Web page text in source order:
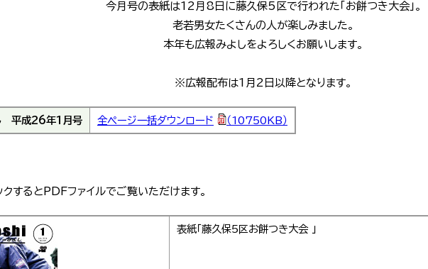
今月号の表紙は12月8日に藤久保5区で行われた「お餅つき大会」。
老若男女たくさんの人が楽しみました。
本年も広報みよしをよろしくお願いします。
※広報配布は1月2日以降となります。
平成26年1月号 全ページ一括ダウンロード （10750KB）
クするとPDFファイルでご覧いただけます。
表紙「藤久保5区お餅つき大会 」